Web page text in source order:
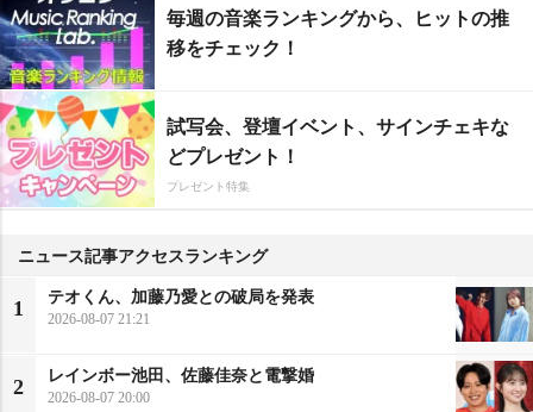
毎週の音楽ランキングから、ヒットの推
移をチェック！
試写会、登壇イベント、サインチェキな
どプレゼント！
プレゼント特集
ニュース記事アクセスランキング
1
テオくん、加藤乃愛との破局を発表
2026-08-07 21:21
2
レインボー池田、佐藤佳奈と電撃婚
2026-08-07 20:00